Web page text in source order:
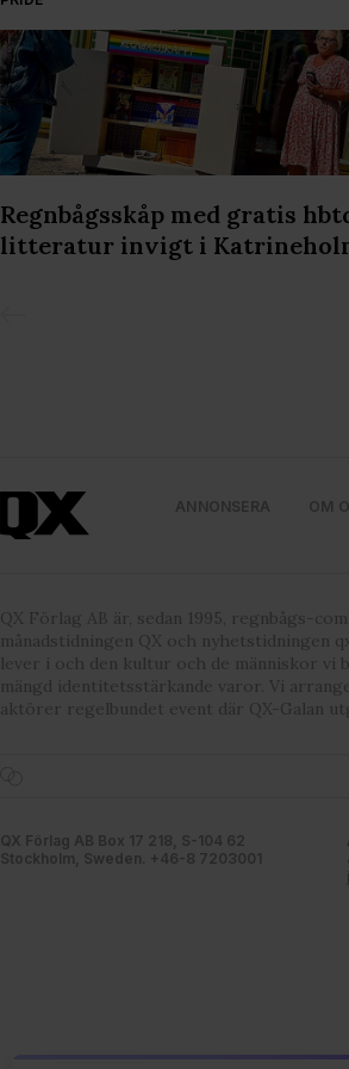
Regnbågsskåp med gratis
litteratur invigt i
ANNONSERA OM
QX Förlag AB är, sedan 1995, regnbågs-
månadstidningen QX och nyhetstidningen
lever i och den kultur och de människor vi
mängd identitetsstärkande varor. Vi
aktörer regelbundet event där QX-Galan
QX Förlag AB Box 17 218, S-104 62
Stockholm, Sweden. +46-8 7203001